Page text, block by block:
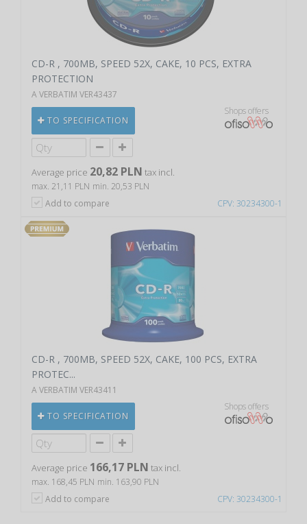
CPV: 30234300-1
CD-R , 700MB, SPEED 52X, CAKE, 10 PCS, EXTRA
PROTECTION
A VERBATIM VER43437
TO SPECIFICATION
Shops offers
Average price 20,82 PLN tax incl.
max. 21,11 PLN min. 20,53 PLN
Add to compare
CPV: 30234300-1
CD-R , 700MB, SPEED 52X, CAKE, 100 PCS, EXTRA
PROTEC...
A VERBATIM VER43411
TO SPECIFICATION
Shops offers
Average price 166,17 PLN tax incl.
max. 168,45 PLN min. 163,90 PLN
Add to compare